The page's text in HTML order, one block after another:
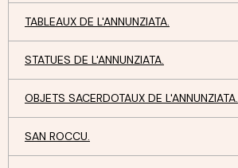
TABLEAUX DE L'ANNUNZIATA.
STATUES DE L'ANNUNZIATA.
OBJETS SACERDOTAUX DE L'ANNUNZIATA.
SAN ROCCU.